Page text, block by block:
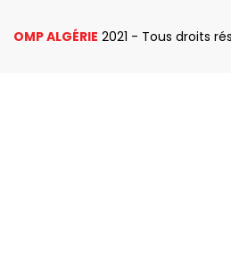
OMP ALGÉRIE 2021 - Tous droits